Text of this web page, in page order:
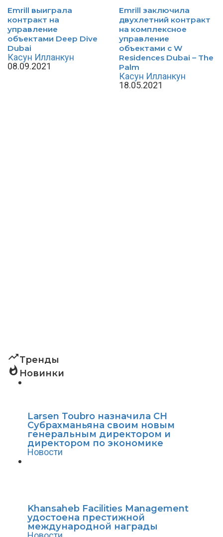
Emrill выиграла
контракт на
управление
объектами Deep Dive
Dubai
Касун Илланкун
08.09.2021
Emrill заключила
двухлетний контракт
на комплексное
управление
объектами с W
Residences Dubai – The
Palm
Касун Илланкун
18.05.2021
trending_upТренды
whatshot Новинки
Larsen Toubro назначила СН
Субрахманьяна своим новым
генеральным директором и
директором по экономике
Новости
Khansaheb Facilities Management
удостоена престижной
международной награды